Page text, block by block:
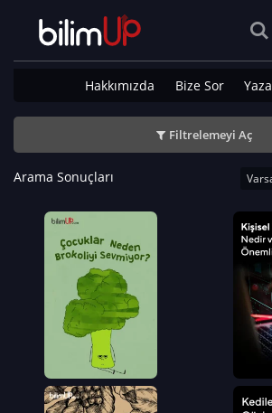
Hakkımızda Bize Sor
Filtrelemeyi Aç
Arama Sonuçları